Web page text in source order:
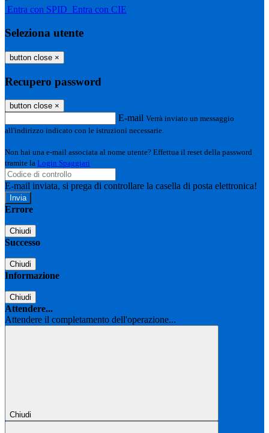
Entra con SPID Entra con CIE
Seleziona utente
button close ×
Recupero password
button close ×
E-mail Verrà inviato un messaggio
all'indirizzo indicato con le istruzioni necessarie.
Non hai una e-mail associata al nome utente? Effettua il reset della password
tramite la Login Spaggiari
E-mail inviata, si prega di controllare la casella di posta elettronica!
Errore
Chiudi
Successo
Chiudi
Informazione
Chiudi
Attendere...
Attendere il completamento dell'operazione...
Chiudi